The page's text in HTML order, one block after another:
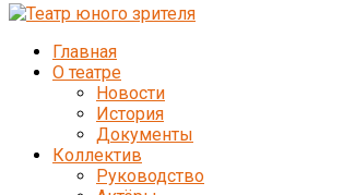
Главная
О театре
Новости
История
Документы
Коллектив
Руководство